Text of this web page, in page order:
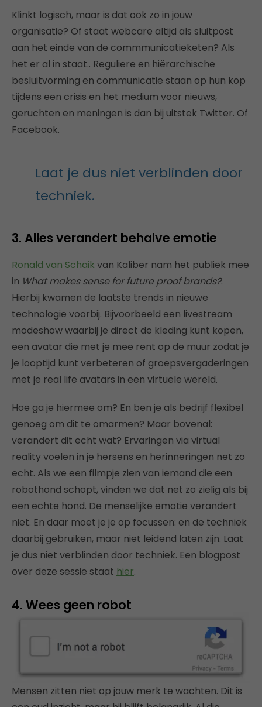
Klinkt logisch, maar is dat ook zo in jouw
organisatie? Of staat webcare altijd als sluitpost
aan het einde van de commmunicatieketen? Als
het er al in staat.. Reguliere en hiërarchische
besluitvorming en communicatie staan op hun kop
tijdens een crisis en het medium voor nieuws,
geruchten en meningen is dan bij uitstek Twitter. Of
Facebook.
Laat je dus niet verblinden door
techniek.
3. Alles verandert behalve emotie
Ronald van Schaik van Kaliber nam het publiek mee
in What makes sense for future proof brands?.
Hierbij kwamen de laatste trends in nieuwe
technologie voorbij. Bijvoorbeeld een livestream
modeshow waarbij je direct de kleding kunt kopen,
een avatar die met je mee rent op de muur zodat je
je looptijd kunt verbeteren of groepsvergaderingen
met je real life avatars in een virtuele wereld.
Hoe ga je hiermee om? En ben je als bedrijf flexibel
genoeg om dit te omarmen? Maar bovenal:
verandert dit echt wat? Ervaringen via virtual
reality voelen in je hersens en herinneringen net zo
echt. Als we een filmpje zien van iemand die een
robothond schopt, vinden we dat net zo zielig als bij
een echte hond. De menselijke emotie verandert
niet. En daar moet je je op focussen: en de techniek
daarbij gebruiken, maar niet leidend laten zijn. Laat
je dus niet verblinden door techniek. Een blogpost
over deze sessie staat hier.
4. Wees geen robot
Mensen zitten niet op jouw merk te wachten. Dit is